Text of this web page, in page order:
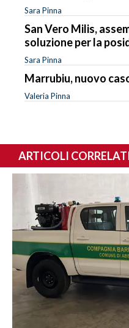
Sara Pinna
San Vero Milis,
soluzione per la
Sara Pinna
Marrubiu, nuovo
Valeria Pinna
ARTICOLI